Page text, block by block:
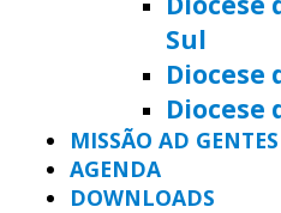
Sul
Diocese
Diocese
MISSÃO AD GENTES
AGENDA
DOWNLOADS